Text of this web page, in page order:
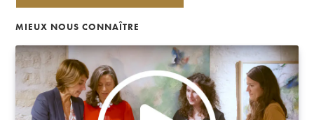
MIEUX NOUS CONNAÎTRE